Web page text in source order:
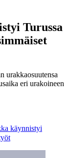
Turussa
urakkaosuutensa
eri urakoineen
käynnistyi